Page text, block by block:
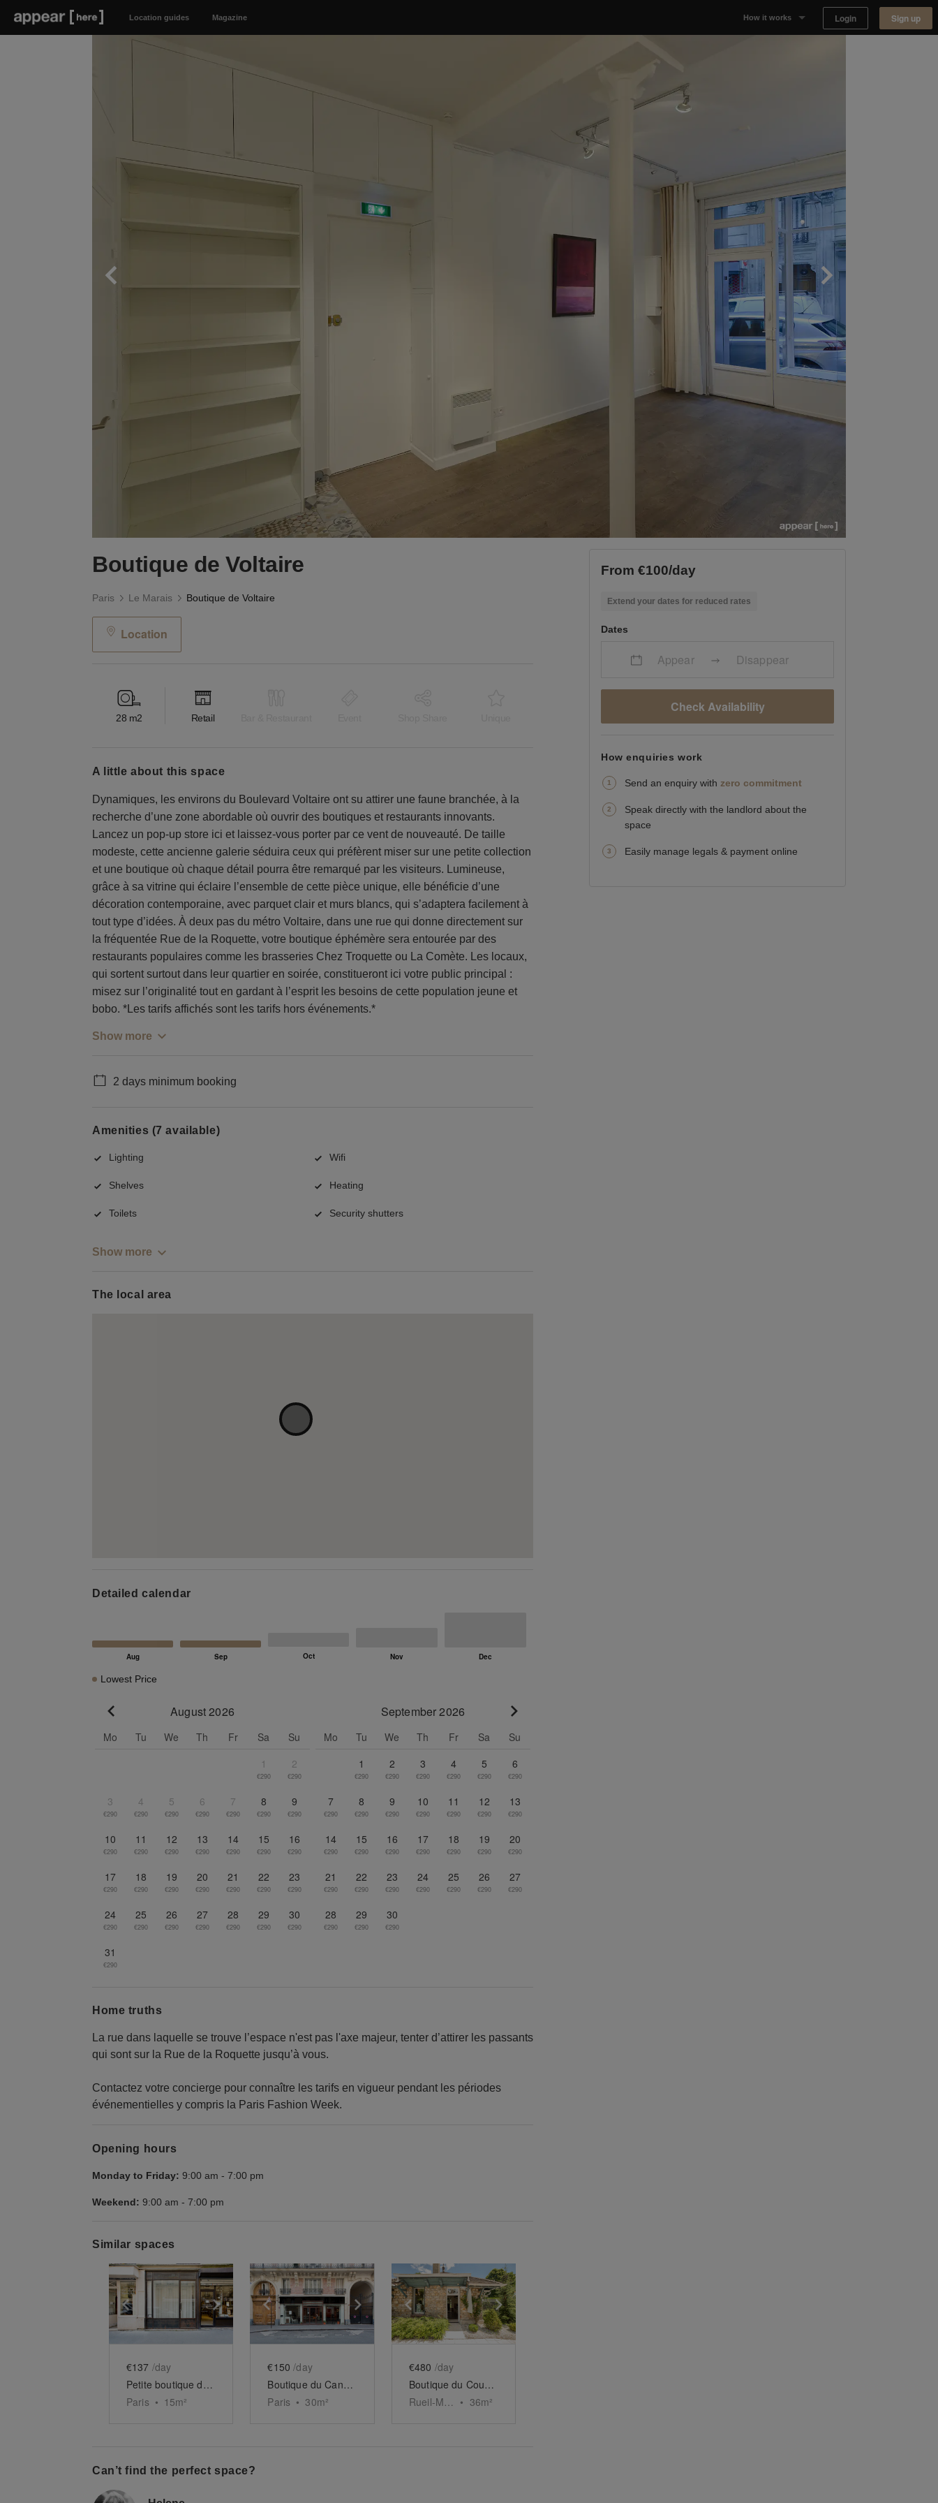
Location guides Magazine How it works
Landlord dashboards
Login Sign up
Boutique de Voltaire
Paris Le Marais Boutique de Voltaire
Location
28 m2 Retail
a little about this space
Dynamiques, les environs du Boulevard Voltaire ont su attirer une faune branchée, à la
recherche d’une zone abordable où ouvrir des boutiques et restaurants innovants.
Lancez un pop-up store ici et laissez-vous porter par ce vent de nouveauté. De taille
modeste, cette ancienne galerie séduira ceux qui préfèrent miser sur une petite collection
et une boutique où chaque détail pourra être remarqué par les visiteurs. Lumineuse,
grâce à sa vitrine qui éclaire l’ensemble de cette pièce unique, elle bénéficie d’une
décoration contemporaine, avec parquet clair et murs blancs, qui s’adaptera facilement à
tout type d’idées. À deux pas du métro Voltaire, dans une rue qui donne directement sur
la fréquentée Rue de la Roquette, votre boutique éphémère sera entourée par des
restaurants populaires comme les brasseries Chez Troquette ou La Comète. Les locaux,
qui sortent surtout dans leur quartier en soirée, constitueront ici votre public principal :
misez sur l’originalité tout en gardant à l’esprit les besoins de cette population jeune et
bobo. *Les tarifs affichés sont les tarifs hors événements.*
Show more
2 days minimum booking
Amenities (7 available)
Lighting Wifi
Shelves Heating
Toilets Security shutters
Show more
The local area
Detailed calendar
Lowest Price
August 2026
Mo Tu We Th Fr Sa
Su
1
€290
2
€290
3
€290
4
€290
5
€290
6
€290
7
€290
8
€290
9
€290
10
€290
11
€290
12
€290
13
€290
14
€290
15
€290
16
€290
17
€290
18
€290
19
€290
20
€290
21
€290
22
€290
23
€290
24
€290
25
€290
26
€290
27
€290
28
€290
29
€290
30
€290
31
€290
September 2026
Mo Tu We Th Fr Sa
Su
1
€290
2
€290
3
€290
4
€290
5
€290
6
€290
7
€290
8
€290
9
€290
10
€290
11
€290
12
€290
13
€290
14
€290
15
€290
16
€290
17
€290
18
€290
19
€290
20
€290
21
€290
22
€290
23
€290
24
€290
25
€290
26
€290
27
€290
28
€290
29
€290
30
€290
Home truths
La rue dans laquelle se trouve l’espace n'est pas l'axe majeur, tenter d’attirer les passants
qui sont sur la Rue de la Roquette jusqu’à vous.
Contactez votre concierge pour connaître les tarifs en vigueur pendant les périodes
événementielles y compris la Paris Fashion Week.
Opening hours
Monday to Friday: 9:00 am - 7:00 pm
Weekend: 9:00 am - 7:00 pm
Similar spaces
Show previous slideShow next slide
€137 /day
Petite boutique de Charonne
Paris • 15m²
Show previous slideShow next slide
€150 /day
Boutique du Canal Saint-Martin
Paris • 30m²
Show previous slide
€480 /day
Boutique du Country Club de Saint-Cloud
Rueil-Malmaison • 36m²
Can’t find the perfect space?
From €100/day
Extend your dates for reduced rates
Dates
Appear Disappear
Check Availability
How enquiries work
Send an enquiry with zero commitment
Speak directly with the landlord about the
space
Easily manage legals & payment online